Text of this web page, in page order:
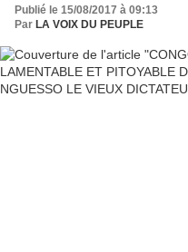
Publié le 15/08/2017 à 09:13
Par LA VOIX DU PEUPLE